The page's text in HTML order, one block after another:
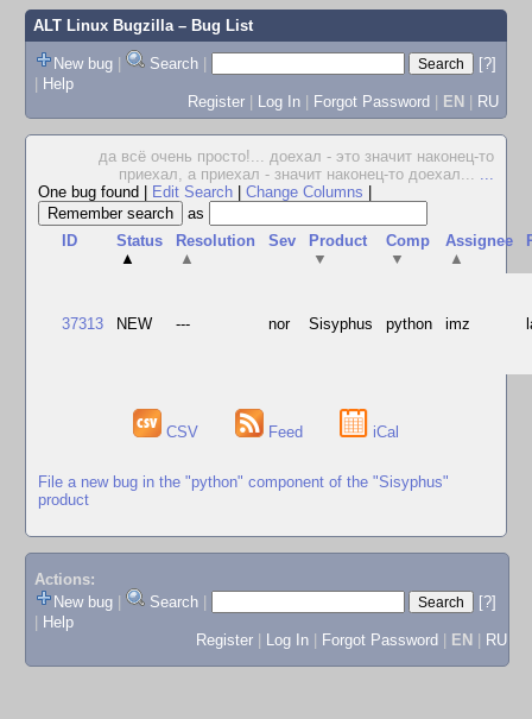
ALT Linux Bugzilla– Bug List
New bug | Search |
[?]
| Help
Register | Log In | Forgot Password | EN | RU
да всё очень просто!... доехал - это значит наконец-то
приехал, а приехал - значит наконец-то доехал... ...
One bug found
Edit Search Change Columns
as
ID
Status
▲
Resolution
▲
Sev
Product
▼
Comp
▼
Assignee
▲
37313 NEW --- nor Sisyphus python imz
CSV Feed iCal
File a new bug in the "python" component of the "Sisyphus"
product
Actions:
New bug
Search
[?]
Help
Register
Log In Forgot Password EN RU